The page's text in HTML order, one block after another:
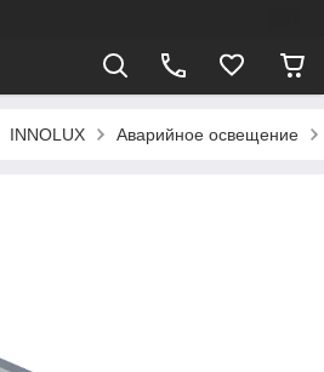
INNOLUX Аварийное освещение